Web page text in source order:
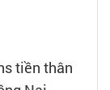
tiền thân